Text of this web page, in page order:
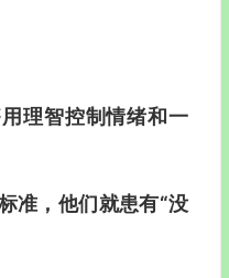
理智控制情绪和一
准，他们就患有“没